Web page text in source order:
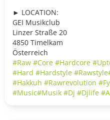
► LOCATION:
GEI Musikclub
Linzer Straße 20
4850 Timelkam
Österreich
#Raw #Core #Hardcore
#Hard #Hardstyle #Rawstyle
#Hakkuh #Rawrevolution #Fy
#Music#Musik #Dj #Djlife